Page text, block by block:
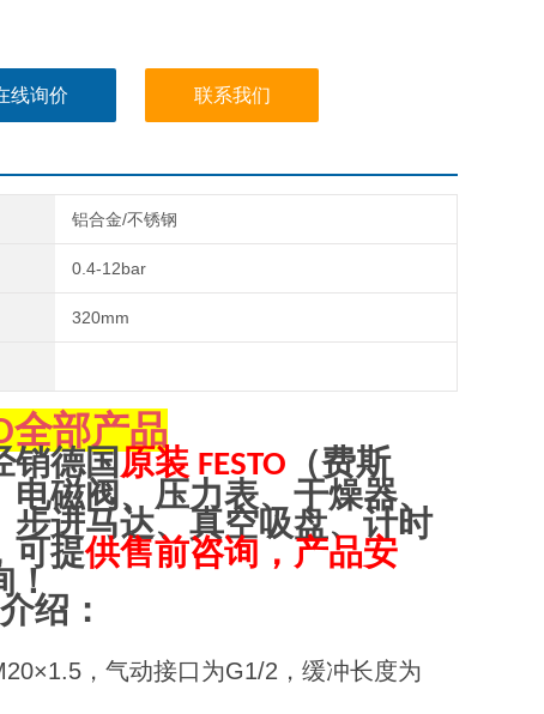
线询价 联系我们
铝合金/不锈钢
0.4-12bar
320mm
全部产品
销德国原装 FESTO （费斯
磁阀、压力表、干燥器、
进马达、真空吸盘、计时
可提供售前咨询，产品安
！
绍：
，气动接口为G1/2，缓冲长度为